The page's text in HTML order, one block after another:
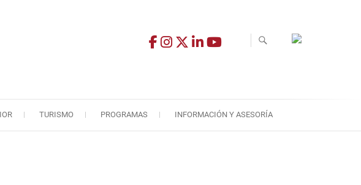
Málaga
TURISMO PROGRAMAS INFORMACIÓN Y ASESORÍA